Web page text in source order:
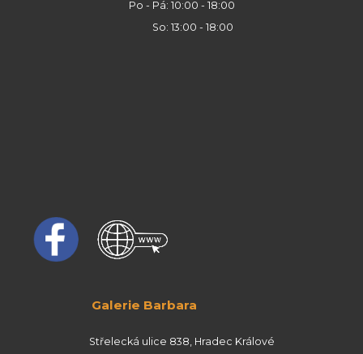
Po - Pá: 10:00 - 18:00
So: 13:00 - 18:00
Galerie Barbara
Střelecká ulice 838, Hradec Králové